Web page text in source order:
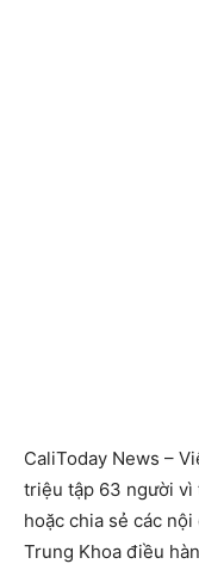
CaliToday News –
triệu tập 63 người vì
hoặc chia sẻ các
Trung Khoa điều